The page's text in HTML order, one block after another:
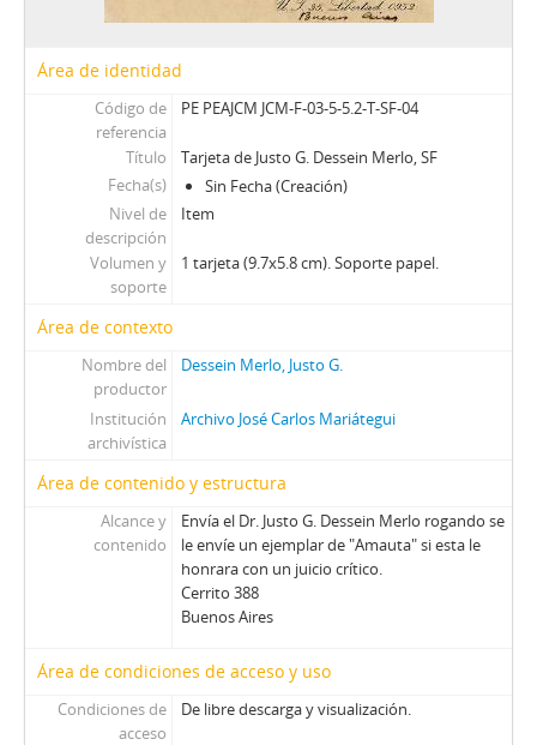
Área de identidad
Código de
referencia
PE PEAJCM JCM-F-03-5-5.2-T-SF-04
Título
Tarjeta de Justo G. Dessein Merlo, SF
Fecha(s)
Sin Fecha (Creación)
Nivel de
descripción
Item
Volumen y
soporte
1 tarjeta (9.7x5.8 cm). Soporte papel.
Área de contexto
Nombre del
productor
Dessein Merlo, Justo G.
Institución
archivística
Archivo José Carlos Mariátegui
Área de contenido y estructura
Alcance y
contenido
Envía el Dr. Justo G. Dessein Merlo rogando se
le envíe un ejemplar de "Amauta" si esta le
honrara con un juicio crítico.
Cerrito 388
Buenos Aires
Área de condiciones de acceso y uso
Condiciones de
acceso
De libre descarga y visualización.